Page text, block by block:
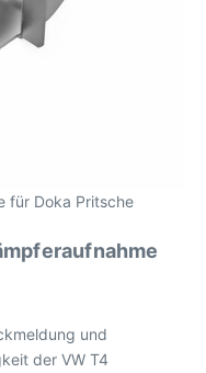
für Doka Pritsche
und
der VW T4